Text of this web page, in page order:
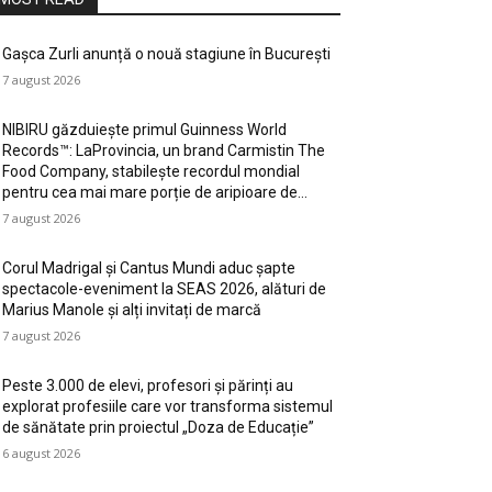
Gașca Zurli anunță o nouă stagiune în București
7 august 2026
NIBIRU găzduiește primul Guinness World
Records™️: LaProvincia, un brand Carmistin The
Food Company, stabilește recordul mondial
pentru cea mai mare porție de aripioare de...
7 august 2026
Corul Madrigal și Cantus Mundi aduc șapte
spectacole-eveniment la SEAS 2026, alături de
Marius Manole și alți invitați de marcă
7 august 2026
Peste 3.000 de elevi, profesori și părinți au
explorat profesiile care vor transforma sistemul
de sănătate prin proiectul „Doza de Educație”
6 august 2026